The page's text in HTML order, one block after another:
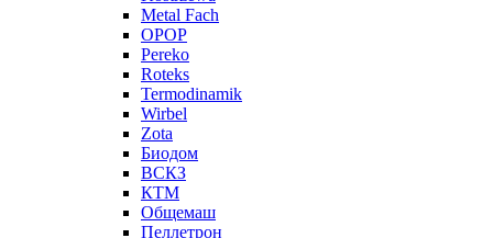
Metal Fach
OPOP
Pereko
Roteks
Termodinamik
Wirbel
Zota
Биодом
ВСКЗ
КТМ
Общемаш
Пеллетрон